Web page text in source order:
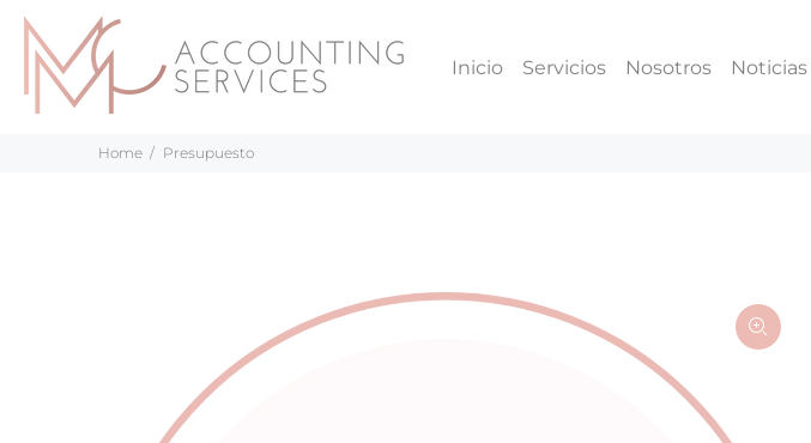
Inicio Servicios Nosotros Noticias
Home Presupuesto